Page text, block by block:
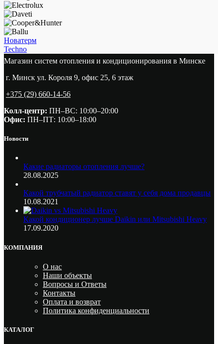
Новатерм
Techno
Магазин систем отопления и кондиционирования в Минске
г. Минск ул. Короля 9, офис 25, 6 этаж
+375 (29) 660-14-56
Колл-центр: ПН–ВС: 10:00–20:00​
Офис: ПН–ПТ: 10:00–18:00
Новости
Какие радиаторы отопления лучше?
28.08.2025
Какой трубчатый радиатор ставят у себя дома продавцы
10.08.2021
Какой кондиционер лучше Daikin или Mitsubishi Heavy
17.09.2020
КОМПАНИЯ
О нас
Наши объекты
Вопросы и Ответы
Контакты
Оплата и возврат
Политика конфиденциальности
КАТАЛОГ